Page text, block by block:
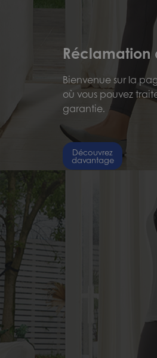
Bienvenue sur la
où vous pouvez
garantie.
Découvrez
davantage